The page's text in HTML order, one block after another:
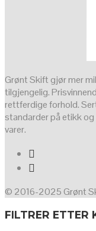
Grønt Skift gjør mer
tilgjengelig.
rettferdige forhold.
standarder på etikk
varer.
© 2016-2025 Grønt
FILTRER ETTER